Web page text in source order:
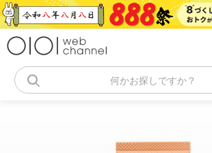
コ
ン
何かお探しですか？